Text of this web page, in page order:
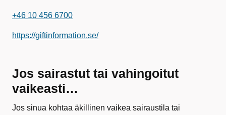
+46 10 456 6700
https://giftinformation.se/
Jos sairastut tai vahingoitut
vaikeasti…
Jos sinua kohtaa äkillinen vaikea sairaustila tai